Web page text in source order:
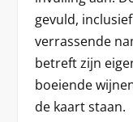
gevuld,
verrassende
betreft zijn
boeiende
de kaart staan.